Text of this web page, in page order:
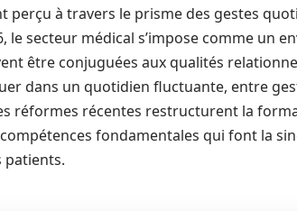
perçu à travers le prisme des gestes
le secteur médical s’impose comme un
être conjuguées aux qualités
dans un quotidien fluctuante, entre
réformes récentes restructurent la
fondamentales qui font la
patients.